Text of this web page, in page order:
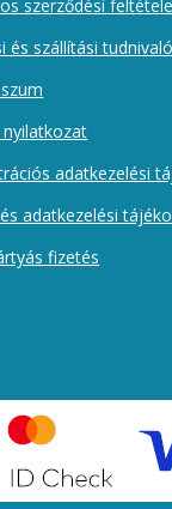
szerződési
és szállítási
nyilatkozat
adatkezelési
adatkezelési
fizetés